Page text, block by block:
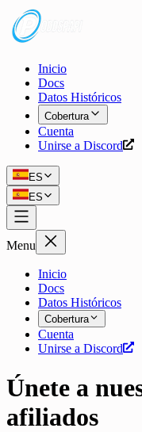
Inicio
Docs
Datos Históricos
Cobertura
Cuenta
Unirse a Discord
ES
ES
Menu
Inicio
Docs
Datos Históricos
Cobertura
Cuenta
Unirse a Discord
Únete a
afiliados